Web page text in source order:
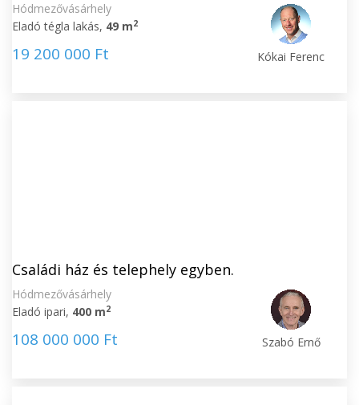
Hódmezővásárhely
Eladó tégla lakás, 49 m2
19 200 000 Ft Kókai Ferenc
Családi ház és telephely egyben.
Hódmezővásárhely
Eladó ipari, 400 m2
108 000 000 Ft Szabó Ernő